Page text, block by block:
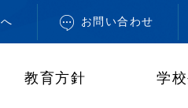
お問い合わせ
教育方針 学